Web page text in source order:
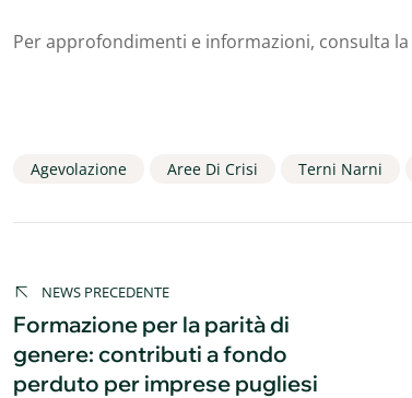
Per approfondimenti e informazioni, consulta la
Agevolazione Aree Di Crisi Terni Narni
articoli
NEWS PRECEDENTE
Formazione per la parità di
genere: contributi a fondo
perduto per imprese pugliesi